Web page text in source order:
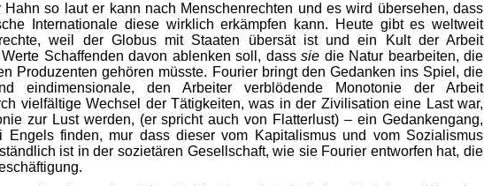
Hahn so laut er kann nach Menschenrechten und es wird übersehen, dass
Internationale diese wirklich erkämpfen kann. Heute gibt es weltweit
weil der Globus mit Staaten übersät ist und ein Kult der Arbeit
Schaffenden davon ablenken soll, dasssie die Natur bearbeiten, die
Produzenten gehören müsste. Fourier bringt den Gedanken ins Spiel, die
eindimensionale, den Arbeiter verblödende Monotonie der Arbeit
vielfältige Wechsel der Tätigkeiten, was in der Zivilisation eine Last war,
zur Lust werden, (er spricht auch von Flatterlust) – ein Gedankengang,
finden, mur dass dieser vom Kapitalismus und vom Sozialismus
ist in der sozietären Gesellschaft, wie sie Fourier entworfen hat, die